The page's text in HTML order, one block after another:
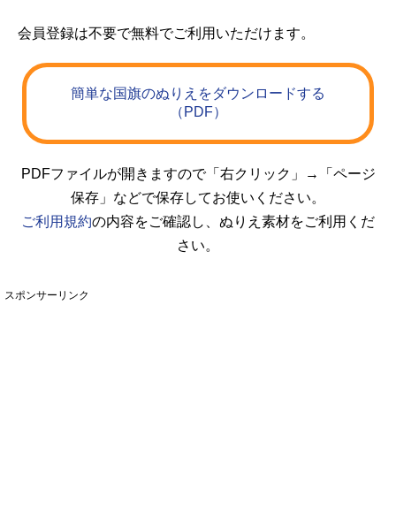
会員登録は不要で無料でご利用いただけます。
簡単な国旗のぬりえをダウンロードする
（PDF）
PDFファイルが開きますので「右クリック」→「ページ
保存」などで保存してお使いください。
ご利用規約の内容をご確認し、ぬりえ素材をご利用くだ
さい。
スポンサーリンク